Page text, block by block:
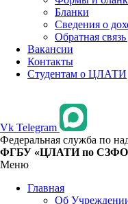
Бланки
Сведения о
Обратная
Вакансии
Контакты
Студентам о ЦЛАТИ
Vk Telegram
Федеральная служба по
ФГБУ «ЦЛАТИ по
Меню
Главная
Об